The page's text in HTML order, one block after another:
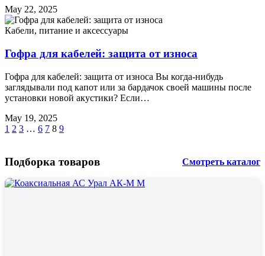
May 22, 2025
Кабели, питание и аксессуары
Гофра для кабелей: защита от износа
Гофра для кабелей: защита от износа Вы когда-нибудь
заглядывали под капот или за бардачок своей машины после
установки новой акустики? Если…
May 19, 2025
1 2 3 … 6 7 8 9
Подборка товаров Смотреть каталог